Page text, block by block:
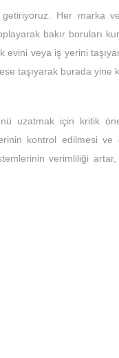
Her marka
bakır boruları
veya iş yerini
taşıyarak burada yine
uzatmak için kritik
kontrol edilmesi ve
verimliliği